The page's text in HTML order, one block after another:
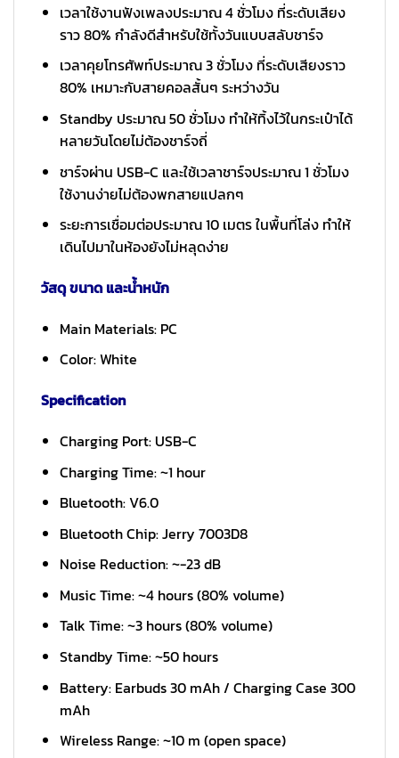
เวลาใช้งานฟังเพลงประมาณ 4 ชั่วโมง ที่ระดับเสียง
ราว 80% กำลังดีสำหรับใช้ทั้งวันแบบสลับชาร์จ
เวลาคุยโทรศัพท์ประมาณ 3 ชั่วโมง ที่ระดับเสียงราว
80% เหมาะกับสายคอลสั้นๆ ระหว่างวัน
Standby ประมาณ 50 ชั่วโมง ทำให้ทิ้งไว้ในกระเป๋าได้
หลายวันโดยไม่ต้องชาร์จถี่
ชาร์จผ่าน USB-C และใช้เวลาชาร์จประมาณ 1 ชั่วโมง
ใช้งานง่ายไม่ต้องพกสายแปลกๆ
ระยะการเชื่อมต่อประมาณ 10 เมตร ในพื้นที่โล่ง ทำให้
เดินไปมาในห้องยังไม่หลุดง่าย
วัสดุ ขนาด และน้ำหนัก
Main Materials: PC
Color: White
Specification
Charging Port: USB-C
Charging Time: ~1 hour
Bluetooth: V6.0
Bluetooth Chip: Jerry 7003D8
Noise Reduction: ~-23 dB
Music Time: ~4 hours (80% volume)
Talk Time: ~3 hours (80% volume)
Standby Time: ~50 hours
Battery: Earbuds 30 mAh / Charging Case 300
mAh
Wireless Range: ~10 m (open space)